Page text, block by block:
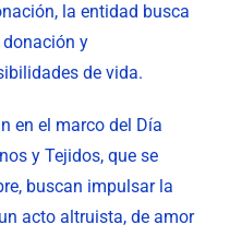
la entidad busca
y
de vida.
en el marco del Día
y Tejidos, que se
buscan impulsar la
acto altruista, de amor